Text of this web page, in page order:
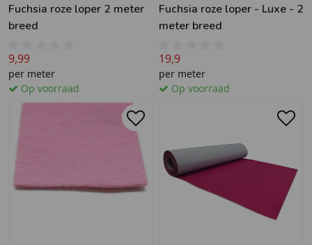
Fuchsia roze loper 2 meter
breed
9,99
per meter
Op voorraad
Fuchsia roze loper - Luxe - 2
meter breed
19,9
per meter
Op voorraad